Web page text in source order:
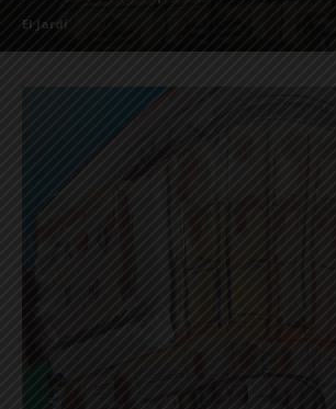
El Jardí